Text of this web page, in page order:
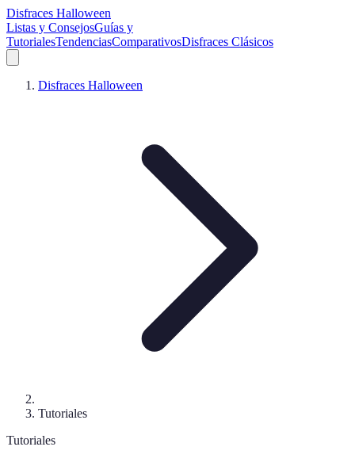
Disfraces Halloween
Listas y ConsejosGuías y
TutorialesTendenciasComparativosDisfraces Clásicos
Disfraces Halloween
Tutoriales
Tutoriales